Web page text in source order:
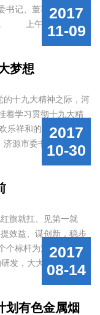
书记、董事长杨安国
。 上午9时，大会开
2017
11-09
梦想
的十九大精神之际，河
着学习贯彻十九大精
欢乐祥和的气氛。
源市委书记张战伟、
2017
10-30
旗就扛、见第一就
效益、谋创新，稳步
个标杆为豫光集团建
发，大大降低了职工
2017
08-14
划有色金属烟